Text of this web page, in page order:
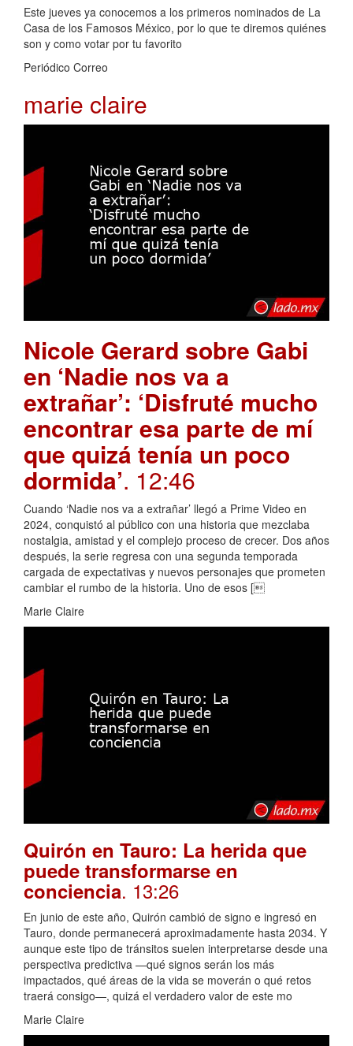
Este jueves ya conocemos a los primeros nominados de La
Casa de los Famosos México, por lo que te diremos quiénes
son y como votar por tu favorito
Periódico Correo
marie claire
Nicole Gerard sobre Gabi
en ‘Nadie nos va a
extrañar’: ‘Disfruté mucho
encontrar esa parte de mí
que quizá tenía un poco
dormida’. 12:46
Cuando ‘Nadie nos va a extrañar’ llegó a Prime Video en
2024, conquistó al público con una historia que mezclaba
nostalgia, amistad y el complejo proceso de crecer. Dos años
después, la serie regresa con una segunda temporada
cargada de expectativas y nuevos personajes que prometen
cambiar el rumbo de la historia. Uno de esos [
Marie Claire
Quirón en Tauro: La herida que
puede transformarse en
conciencia. 13:26
En junio de este año, Quirón cambió de signo e ingresó en
Tauro, donde permanecerá aproximadamente hasta 2034. Y
aunque este tipo de tránsitos suelen interpretarse desde una
perspectiva predictiva —qué signos serán los más
impactados, qué áreas de la vida se moverán o qué retos
traerá consigo—, quizá el verdadero valor de este mo
Marie Claire